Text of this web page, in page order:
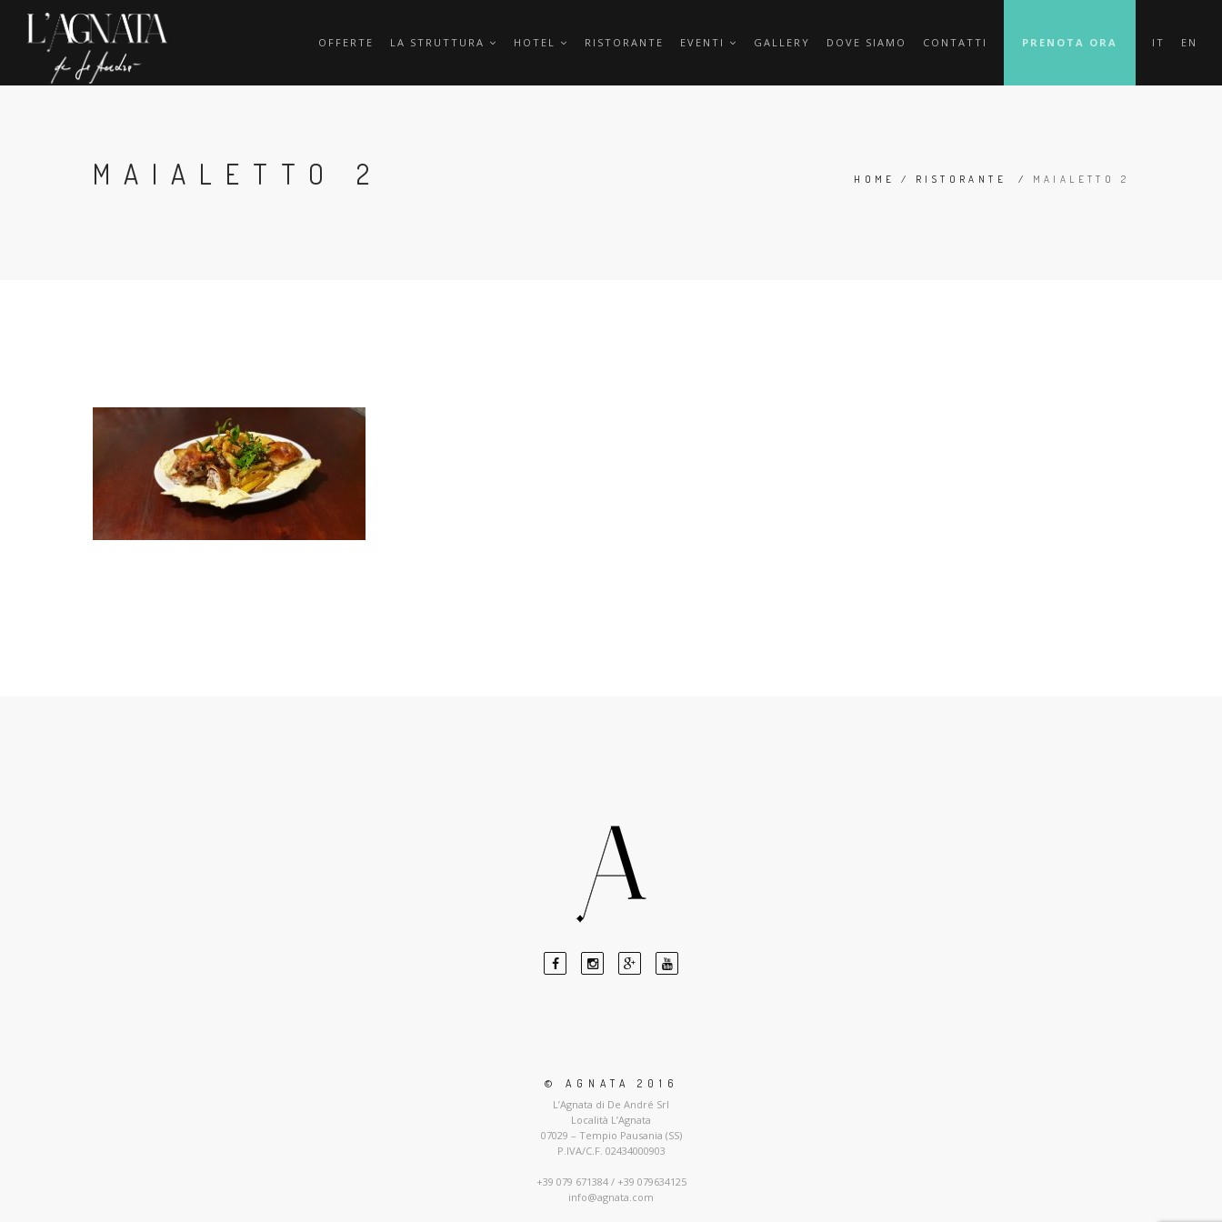
OFFERTE LA STRUTTURA HOTEL RISTORANTE EVENTI GALLERY DOVE SIAMO CONTATTI PRENOTA ORA IT EN
MAIALETTO 2 HOME / RISTORANTE / MAIALETTO 2
© AGNATA 2016
L’Agnata di De André Srl
Località L’Agnata
07029 – Tempio Pausania (SS)
P.IVA/C.F. 02434000903
+39 079 671384 / +39 079634125
info@agnata.com